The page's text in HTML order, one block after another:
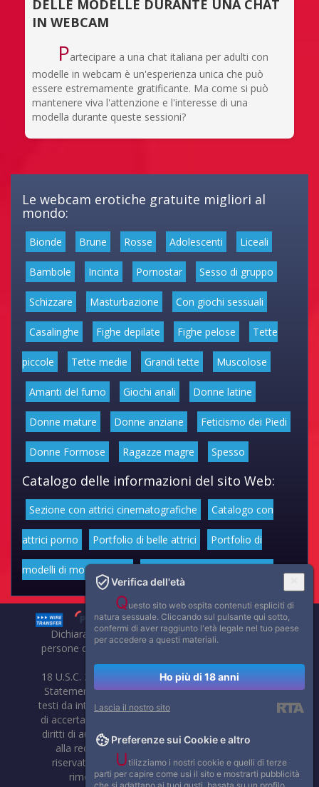
DELLE MODELLE DURANTE UNA CHAT
IN WEBCAM
Partecipare a una chat italiana per adulti con
modelle in webcam è un'esperienza unica che può
essere estremamente gratificante. Ma come si può
mantenere viva l'attenzione e l'interesse di una
modella durante queste sessioni?
Le webcam erotiche gratuite migliori al
mondo:
Bionde Brune Rosse Adolescenti Liceali
Bambole Incinta Pornostar Sesso di gruppo
Schizzare Masturbazione Con giochi sessuali
Casalinghe Fighe depilate Fighe pelose Tette
piccole Tette medie Grandi tette Muscolose
Amanti del fumo Giochi anali Donne latine
Donne mature Donne anziane Feticismo dei Piedi
Donne Formose Ragazze magre Spesso
Catalogo delle informazioni del sito Web:
Sezione con attrici cinematografiche Catalogo con
attrici porno Portfolio di belle attrici Portfolio di
modelli di moda volgari
Dichiarazione di non responsabilità: tutti i membri e le
persone che compaiono su questo sito hanno almeno 18
anni.
18 U.S.C. 2257 Record-Keeping Requirements Compliance
Statement. Affaritaliani, prima di pubblicare foto, video o
testi da internet, compie tutte le opportune verifiche al fine
di accertarne il libero regime di circolazione e non violare i
diritti di autore o altri diritti esclusivi di terzi. Per segnalare
alla redazione eventuali errori nell'uso del materiale
riservato, scriveteci: provvederemo prontamente alla
rimozione del materiale lesivo di diritti di terzi.
Verifica dell'età
Questo sito web ospita contenuti espliciti di
natura sessuale. Cliccando sul pulsante qui sotto,
confermi di aver raggiunto l'età legale nel tuo paese
per accedere a questi materiali.
Ho più di 18 anni
Lascia il nostro sito
Preferenze sui Cookie e altro
Utilizziamo i nostri cookie e quelli di terze
parti per capire come usi il sito e mostrarti pubblicità